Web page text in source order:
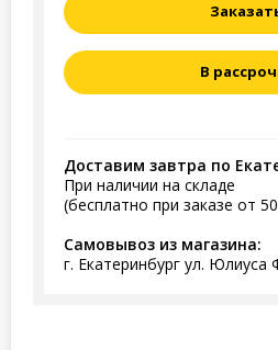
В
Доставим завтра по
При наличии на складе
(бесплатно при заказе от
Самовывоз из магазина:
г. Екатеринбург ул. Юлиуса